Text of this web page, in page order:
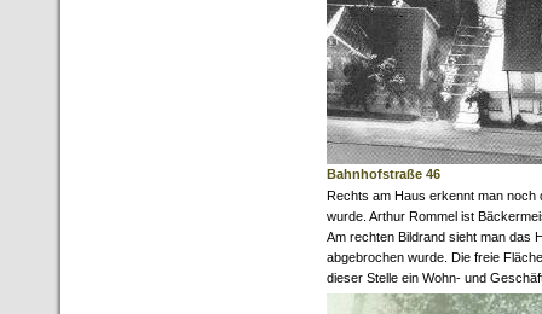
Bahnhofstraße 46
Rechts am Haus erkennt man noch
wurde. Arthur Rommel ist
Am rechten Bildrand sieht man das
abgebrochen wurde. Die freie
dieser Stelle ein Wohn- und